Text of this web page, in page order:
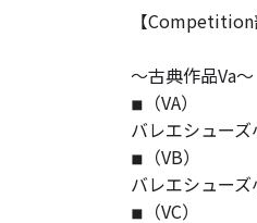
【Competition
〜古典作品Va〜
◾︎（VA）
バレエシュー
◾︎（VB）
バレエシュー
◾︎（VC）